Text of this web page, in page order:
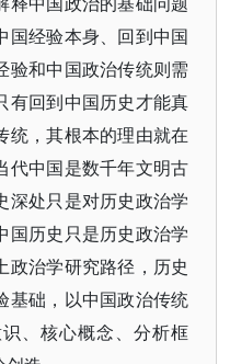
释中国政治的基础问题
国经验本身、回到中国
验和中国政治传统则需
有回到中国历史才能真
统，其根本的理由就在
代中国是数千年文明古
深处只是对历史政治学
国历史只是历史政治学
政治学研究路径，历史
基础，以中国政治传统
、核心概念、分析框